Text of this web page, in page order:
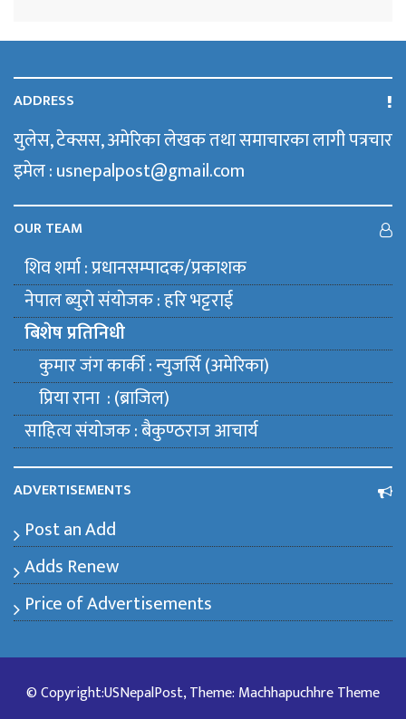
ADDRESS
युलेस, टेक्सस, अमेरिका लेखक तथा समाचारका लागी पत्रचार
इमेल : usnepalpost@gmail.com
OUR TEAM
शिव शर्मा : प्रधानसम्पादक/प्रकाशक
नेपाल ब्युराे संयाेजक : हरि भट्टराई
बिशेष प्रतिनिधी
कुमार जंग कार्की : न्युजर्सि (अमेरिका)
प्रिया राना : (ब्राजिल)
साहित्य संयाेजक : बैकुण्ठराज आचार्य
ADVERTISEMENTS
Post an Add
Adds Renew
Price of Advertisements
© Copyright:USNepalPost, Theme: Machhapuchhre Theme